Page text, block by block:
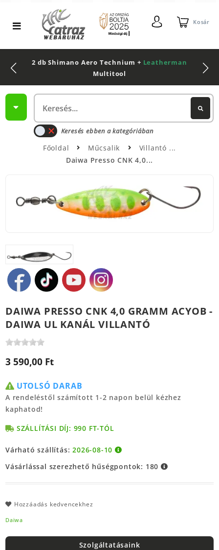
Kosár
2 db Shimano Aero Technium + Leatherman
Multitool
Keresés ebben a kategóriában
Főoldal Műcsalik
Villantó
Daiwa Presso CNK 4,0...
DAIWA PRESSO CNK 4,0 GRAMM ACYOB -
DAIWA UL KANÁL VILLANTÓ
3 590,00 Ft
UTOLSÓ DARAB
A rendeléstől számított 1-2 napon belül kézhez
kaphatod!
SZÁLLÍTÁSI DÍJ: 990 FT-TÓL
Várható szállítás:2026-08-10
Vásárlással szerezhető hűségpontok: 180
Hozzáadás kedvencekhez
Daiwa
Szolgáltatásaink